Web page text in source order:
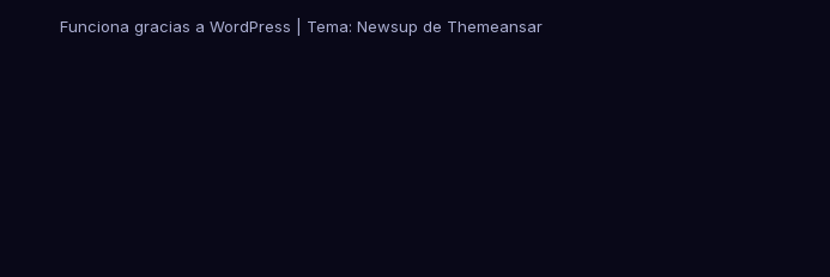
Funciona gracias a WordPress Tema: Newsup de Themeansar